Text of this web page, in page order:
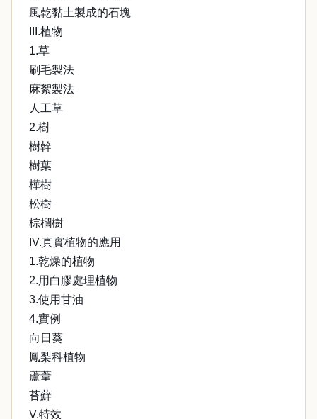
風乾黏土製成的石塊
III.植物
1.草
刷毛製法
麻絮製法
人工草
2.樹
樹幹
樹葉
樺樹
松樹
棕櫚樹
IV.真實植物的應用
1.乾燥的植物
2.用白膠處理植物
3.使用甘油
4.實例
向日葵
鳳梨科植物
蘆葦
苔蘚
V.特效